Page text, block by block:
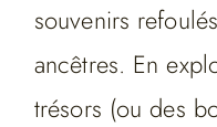
souvenirs
ancêtres. En
trésors (ou des